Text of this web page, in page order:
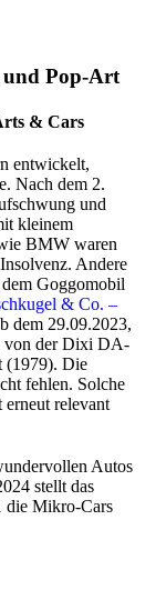
und Pop-Art
& Cars
entwickelt,
Nach dem 2.
und
kleinem
BMW waren
Andere
Goggomobil
& Co. –
dem 29.09.2023,
von der Dixi DA-
(1979). Die
fehlen. Solche
relevant
Autos
stellt das
die Mikro-Cars